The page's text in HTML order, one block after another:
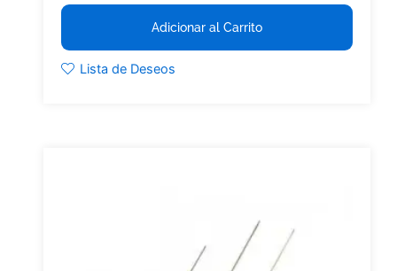
Adicionar al Carrito
Lista de Deseos